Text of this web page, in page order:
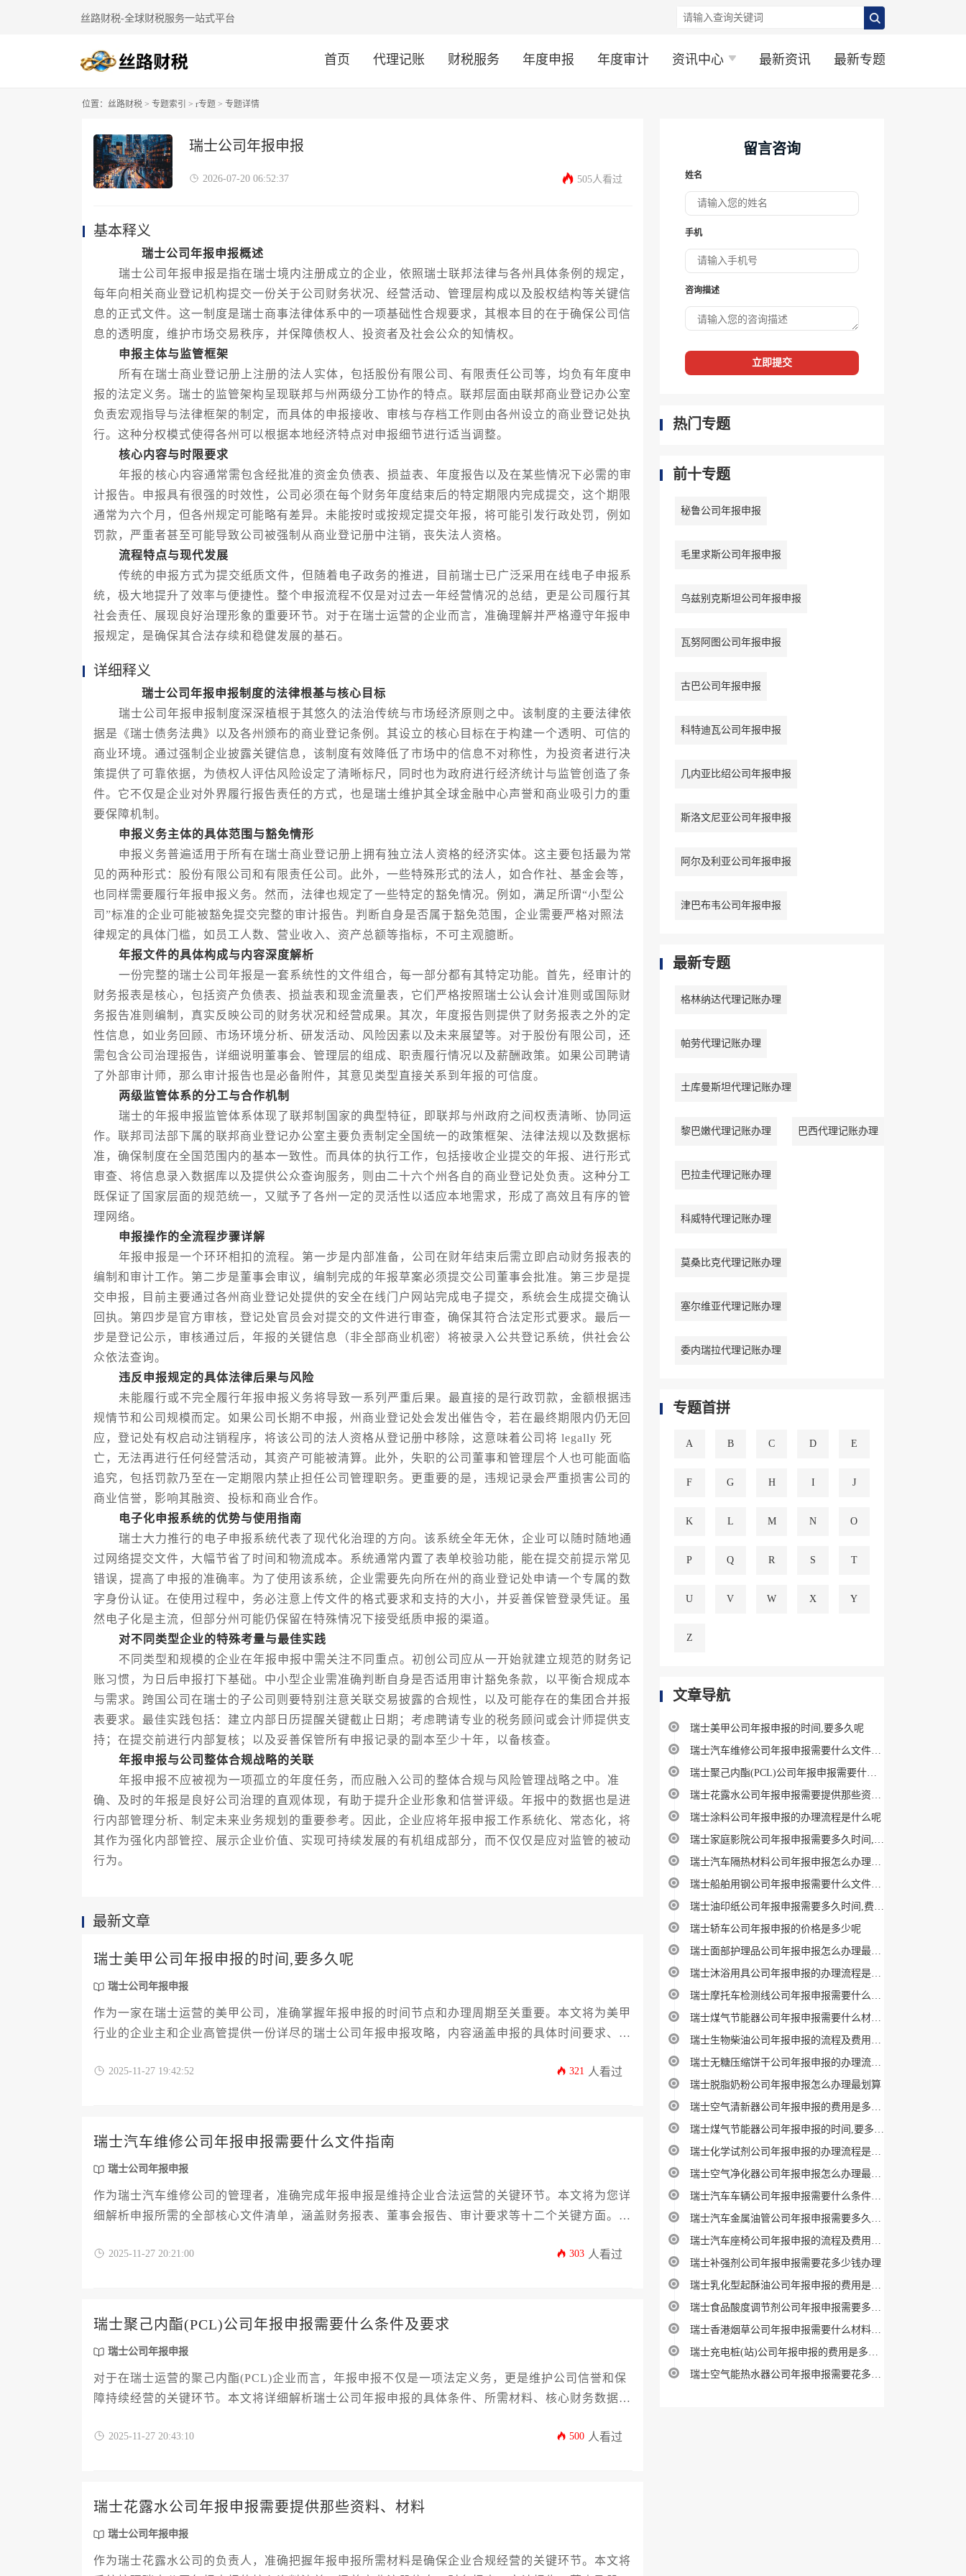
丝路财税-全球财税服务一站式平台
首页 代理记账 财税服务 年度申报 年度审计 资讯中心 最新资讯 最新专题
位置： 丝路财税 > 专题索引 > r专题 > 专题详情
瑞士公司年报申报
2026-07-20 06:52:37 505人看过
基本释义
瑞士公司年报申报概述
瑞士公司年报申报是指在瑞士境内注册成立的企业，依照瑞士联邦法律与各州具体条例的规定，
每年向相关商业登记机构提交一份关于公司财务状况、经营活动、管理层构成以及股权结构等关键信
息的正式文件。这一制度是瑞士商事法律体系中的一项基础性合规要求，其根本目的在于确保公司信
息的透明度，维护市场交易秩序，并保障债权人、投资者及社会公众的知情权。
申报主体与监管框架
所有在瑞士商业登记册上注册的法人实体，包括股份有限公司、有限责任公司等，均负有年度申
报的法定义务。瑞士的监管架构呈现联邦与州两级分工协作的特点。联邦层面由联邦商业登记办公室
负责宏观指导与法律框架的制定，而具体的申报接收、审核与存档工作则由各州设立的商业登记处执
行。这种分权模式使得各州可以根据本地经济特点对申报细节进行适当调整。
核心内容与时限要求
年报的核心内容通常需包含经批准的资金负债表、损益表、年度报告以及在某些情况下必需的审
计报告。申报具有很强的时效性，公司必须在每个财务年度结束后的特定期限内完成提交，这个期限
通常为六个月，但各州规定可能略有差异。未能按时或按规定提交年报，将可能引发行政处罚，例如
罚款，严重者甚至可能导致公司被强制从商业登记册中注销，丧失法人资格。
流程特点与现代发展
传统的申报方式为提交纸质文件，但随着电子政务的推进，目前瑞士已广泛采用在线电子申报系
统，极大地提升了效率与便捷性。整个申报流程不仅是对过去一年经营情况的总结，更是公司履行其
社会责任、展现良好治理形象的重要环节。对于在瑞士运营的企业而言，准确理解并严格遵守年报申
报规定，是确保其合法存续和稳健发展的基石。
详细释义
瑞士公司年报申报制度的法律根基与核心目标
瑞士公司年报申报制度深深植根于其悠久的法治传统与市场经济原则之中。该制度的主要法律依
据是《瑞士债务法典》以及各州颁布的商业登记条例。其设立的核心目标在于构建一个透明、可信的
商业环境。通过强制企业披露关键信息，该制度有效降低了市场中的信息不对称性，为投资者进行决
策提供了可靠依据，为债权人评估风险设定了清晰标尺，同时也为政府进行经济统计与监管创造了条
件。它不仅是企业对外界履行报告责任的方式，也是瑞士维护其全球金融中心声誉和商业吸引力的重
要保障机制。
申报义务主体的具体范围与豁免情形
申报义务普遍适用于所有在瑞士商业登记册上拥有独立法人资格的经济实体。这主要包括最为常
见的两种形式：股份有限公司和有限责任公司。此外，一些特殊形式的法人，如合作社、基金会等，
也同样需要履行年报申报义务。然而，法律也规定了一些特定的豁免情况。例如，满足所谓“小型公
司”标准的企业可能被豁免提交完整的审计报告。判断自身是否属于豁免范围，企业需要严格对照法
律规定的具体门槛，如员工人数、营业收入、资产总额等指标，不可主观臆断。
年报文件的具体构成与内容深度解析
一份完整的瑞士公司年报是一套系统性的文件组合，每一部分都有其特定功能。首先，经审计的
财务报表是核心，包括资产负债表、损益表和现金流量表，它们严格按照瑞士公认会计准则或国际财
务报告准则编制，真实反映公司的财务状况和经营成果。其次，年度报告则提供了财务报表之外的定
性信息，如业务回顾、市场环境分析、研发活动、风险因素以及未来展望等。对于股份有限公司，还
需包含公司治理报告，详细说明董事会、管理层的组成、职责履行情况以及薪酬政策。如果公司聘请
了外部审计师，那么审计报告也是必备附件，其意见类型直接关系到年报的可信度。
两级监管体系的分工与合作机制
瑞士的年报申报监管体系体现了联邦制国家的典型特征，即联邦与州政府之间权责清晰、协同运
作。联邦司法部下属的联邦商业登记办公室主要负责制定全国统一的政策框架、法律法规以及数据标
准，确保制度在全国范围内的基本一致性。而具体的执行工作，包括接收企业提交的年报、进行形式
审查、将信息录入数据库以及提供公众查询服务，则由二十六个州各自的商业登记处负责。这种分工
既保证了国家层面的规范统一，又赋予了各州一定的灵活性以适应本地需求，形成了高效且有序的管
理网络。
申报操作的全流程步骤详解
年报申报是一个环环相扣的流程。第一步是内部准备，公司在财年结束后需立即启动财务报表的
编制和审计工作。第二步是董事会审议，编制完成的年报草案必须提交公司董事会批准。第三步是提
交申报，目前主要通过各州商业登记处提供的安全在线门户网站完成电子提交，系统会生成提交确认
回执。第四步是官方审核，登记处官员会对提交的文件进行审查，确保其符合法定形式要求。最后一
步是登记公示，审核通过后，年报的关键信息（非全部商业机密）将被录入公共登记系统，供社会公
众依法查询。
违反申报规定的具体法律后果与风险
未能履行或不完全履行年报申报义务将导致一系列严重后果。最直接的是行政罚款，金额根据违
规情节和公司规模而定。如果公司长期不申报，州商业登记处会发出催告令，若在最终期限内仍无回
应，登记处有权启动注销程序，将该公司的法人资格从登记册中移除，这意味着公司将 legally 死
亡，无法再进行任何经营活动，其资产可能被清算。此外，失职的公司董事和管理层个人也可能面临
追究，包括罚款乃至在一定期限内禁止担任公司管理职务。更重要的是，违规记录会严重损害公司的
商业信誉，影响其融资、投标和商业合作。
电子化申报系统的优势与使用指南
瑞士大力推行的电子申报系统代表了现代化治理的方向。该系统全年无休，企业可以随时随地通
过网络提交文件，大幅节省了时间和物流成本。系统通常内置了表单校验功能，能在提交前提示常见
错误，提高了申报的准确率。为了使用该系统，企业需要先向所在州的商业登记处申请一个专属的数
字身份认证。在使用过程中，务必注意上传文件的格式要求和支持的大小，并妥善保管登录凭证。虽
然电子化是主流，但部分州可能仍保留在特殊情况下接受纸质申报的渠道。
对不同类型企业的特殊考量与最佳实践
不同类型和规模的企业在年报申报中需关注不同重点。初创公司应从一开始就建立规范的财务记
账习惯，为日后申报打下基础。中小型企业需准确判断自身是否适用审计豁免条款，以平衡合规成本
与需求。跨国公司在瑞士的子公司则要特别注意关联交易披露的合规性，以及可能存在的集团合并报
表要求。最佳实践包括：建立内部日历提醒关键截止日期；考虑聘请专业的税务顾问或会计师提供支
持；在提交前进行内部复核；以及妥善保管所有申报记录的副本至少十年，以备核查。
年报申报与公司整体合规战略的关联
年报申报不应被视为一项孤立的年度任务，而应融入公司的整体合规与风险管理战略之中。准
确、及时的年报是良好公司治理的直观体现，有助于提升企业形象和信誉评级。年报中的数据也是进
行内部管理分析、制定未来业务规划的重要参考。因此，企业应将年报申报工作系统化、常态化，将
其作为强化内部管控、展示企业价值、实现可持续发展的有机组成部分，而不仅仅是应对监管的被动
行为。
最新文章
瑞士美甲公司年报申报的时间,要多久呢
瑞士公司年报申报
作为一家在瑞士运营的美甲公司，准确掌握年报申报的时间节点和办理周期至关重要。本文将为美甲
行业的企业主和企业高管提供一份详尽的瑞士公司年报申报攻略，内容涵盖申报的具体时间要求、所
不及时而产生的罚款和信用风险，确保公司合规运营。
2025-11-27 19:42:52 321 人看过
瑞士汽车维修公司年报申报需要什么文件指南
瑞士公司年报申报
作为瑞士汽车维修公司的管理者，准确完成年报申报是维持企业合法运营的关键环节。本文将为您详
细解析申报所需的全部核心文件清单，涵盖财务报表、董事会报告、审计要求等十二个关键方面。文
确保公司运营无忧。
2025-11-27 20:21:00 303 人看过
瑞士聚己内酯(PCL)公司年报申报需要什么条件及要求
瑞士公司年报申报
对于在瑞士运营的聚己内酯(PCL)企业而言，年报申报不仅是一项法定义务，更是维护公司信誉和保
障持续经营的关键环节。本文将详细解析瑞士公司年报申报的具体条件、所需材料、核心财务数据要
作指南，助力企业高效完成年度合规工作。
2025-11-27 20:43:10 500 人看过
瑞士花露水公司年报申报需要提供那些资料、材料
瑞士公司年报申报
作为瑞士花露水公司的负责人，准确把握年报申报所需材料是确保企业合规经营的关键环节。本文将
留言咨询
姓名
手机
咨询描述
立即提交
热门专题
前十专题
秘鲁公司年报申报
毛里求斯公司年报申报
乌兹别克斯坦公司年报申报
瓦努阿图公司年报申报
古巴公司年报申报
科特迪瓦公司年报申报
几内亚比绍公司年报申报
斯洛文尼亚公司年报申报
阿尔及利亚公司年报申报
津巴布韦公司年报申报
最新专题
格林纳达代理记账办理
帕劳代理记账办理
土库曼斯坦代理记账办理
黎巴嫩代理记账办理 巴西代理记账办理
巴拉圭代理记账办理
科威特代理记账办理
莫桑比克代理记账办理
塞尔维亚代理记账办理
委内瑞拉代理记账办理
专题首拼
A B C D E
F G H I J
K L M N O
P Q R S T
U V W X Y
Z
文章导航
瑞士美甲公司年报申报的时间,要多久呢
瑞士汽车维修公司年报申报需要什么文件指南
瑞士聚己内酯(PCL)公司年报申报需要什么条件及要求
瑞士花露水公司年报申报需要提供那些资料、材料
瑞士涂料公司年报申报的办理流程是什么呢
瑞士家庭影院公司年报申报需要多久时间,费用多少
瑞士汽车隔热材料公司年报申报怎么办理最划算
瑞士船舶用钢公司年报申报需要什么文件指南
瑞士油印纸公司年报申报需要多久时间,费用多少
瑞士轿车公司年报申报的价格是多少呢
瑞士面部护理品公司年报申报怎么办理最划算
瑞士沐浴用具公司年报申报的办理流程是什么呢
瑞士摩托车检测线公司年报申报需要什么材料攻略
瑞士煤气节能器公司年报申报需要什么材料攻略
瑞士生物柴油公司年报申报的流程及费用指南
瑞士无糖压缩饼干公司年报申报的办理流程是什么呢
瑞士脱脂奶粉公司年报申报怎么办理最划算
瑞士空气清新器公司年报申报的费用是多少呢
瑞士煤气节能器公司年报申报的时间,要多久呢
瑞士化学试剂公司年报申报的办理流程是什么呢
瑞士空气净化器公司年报申报怎么办理最划算
瑞士汽车车辆公司年报申报需要什么条件及要求
瑞士汽车金属油管公司年报申报需要多久时间,费用多少
瑞士汽车座椅公司年报申报的流程及费用指南
瑞士补强剂公司年报申报需要花多少钱办理
瑞士乳化型起酥油公司年报申报的费用是多少呢
瑞士食品酸度调节剂公司年报申报需要多久时间,费用多少
瑞士香港烟草公司年报申报需要什么材料攻略
瑞士充电桩(站)公司年报申报的费用是多少呢
瑞士空气能热水器公司年报申报需要花多少钱办理